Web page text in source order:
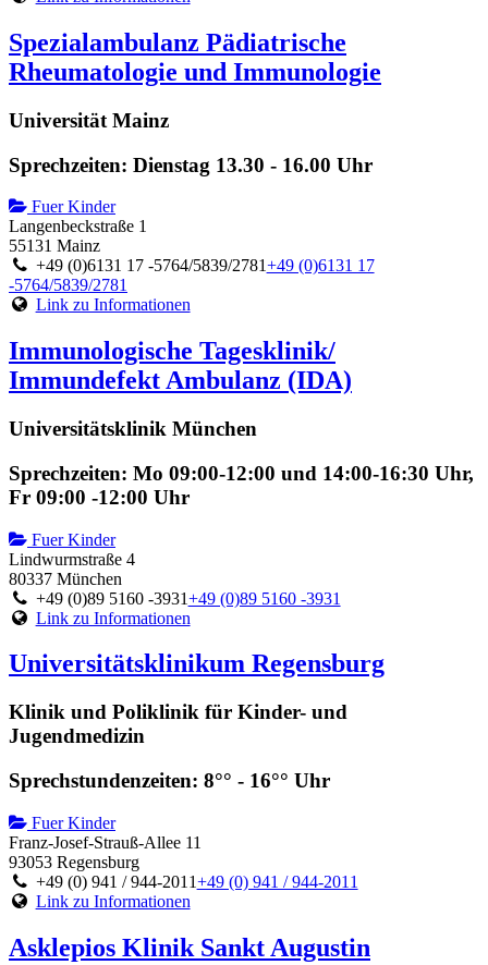
Spezialambulanz Pädiatrische
Rheumatologie und Immunologie
Universität Mainz
Sprechzeiten: Dienstag 13.30 - 16.00 Uhr
Fuer Kinder
Langenbeckstraße 1
55131 Mainz
+49 (0)6131 17 -5764/5839/2781+49 (0)6131 17
-5764/5839/2781
Link zu Informationen
Immunologische Tagesklinik/
Immundefekt Ambulanz (IDA)
Universitätsklinik München
Sprechzeiten: Mo 09:00-12:00 und 14:00-16:30 Uhr,
Fr 09:00 -12:00 Uhr
Fuer Kinder
Lindwurmstraße 4
80337 München
+49 (0)89 5160 -3931+49 (0)89 5160 -3931
Link zu Informationen
Universitätsklinikum Regensburg
Klinik und Poliklinik für Kinder- und
Jugendmedizin
Sprechstundenzeiten: 8°° - 16°° Uhr
Fuer Kinder
Franz-Josef-Strauß-Allee 11
93053 Regensburg
+49 (0) 941 / 944-2011+49 (0) 941 / 944-2011
Link zu Informationen
Asklepios Klinik Sankt Augustin